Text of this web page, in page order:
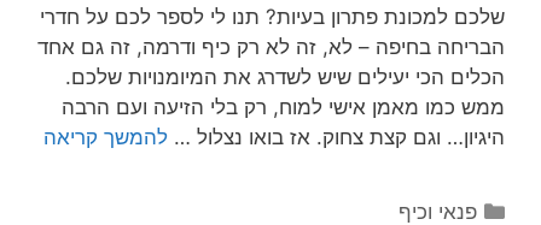
שלכם למכונת פתרון בעיות? תנו לי לספר לכם על חדרי
הבריחה בחיפה – לא, זה לא רק כיף ודרמה, זה גם אחד
הכלים הכי יעילים שיש לשדרג את המיומנויות שלכם.
ממש כמו מאמן אישי למוח, רק בלי הזיעה ועם הרבה
היגיון… וגם קצת צחוק. אז בואו נצלול … להמשך קריאה
קטגוריות
פנאי וכיף